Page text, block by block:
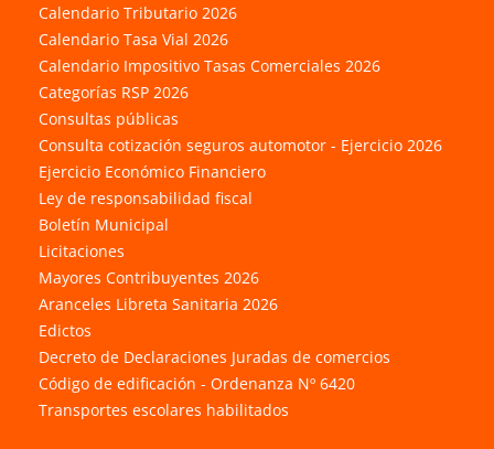
Calendario Tributario 2026
Calendario Tasa Vial 2026
Calendario Impositivo Tasas Comerciales 2026
Categorías RSP 2026
Consultas públicas
Consulta cotización seguros automotor - Ejercicio 2026
Ejercicio Económico Financiero
Ley de responsabilidad fiscal
Boletín Municipal
Licitaciones
Mayores Contribuyentes 2026
Aranceles Libreta Sanitaria 2026
Edictos
Decreto de Declaraciones Juradas de comercios
Código de edificación - Ordenanza Nº 6420
Transportes escolares habilitados